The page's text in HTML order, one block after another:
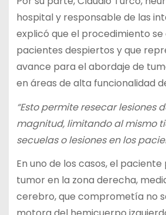
hospital y responsable de las
explicó que el procedimiento
pacientes despiertos y que
avance para el abordaje de
en áreas de alta funcionalidad
“Esto permite resecar lesiones
magnitud, limitando al mismo
secuelas o lesiones en los
En uno de los casos, el
tumor en la zona derecha,
cerebro, que comprometía no